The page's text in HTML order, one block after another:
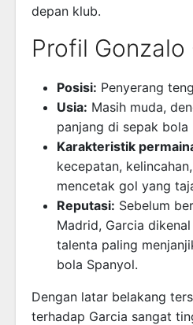
depan klub.
Profil Gonzalo
Posisi: Penyerang
Usia: Masih muda,
panjang di sepak bola
Karakteristik
kecepatan,
mencetak gol yang
Reputasi: Sebelum
Madrid, Garcia
talenta paling
bola Spanyol.
Dengan latar belakang
terhadap Garcia sangat